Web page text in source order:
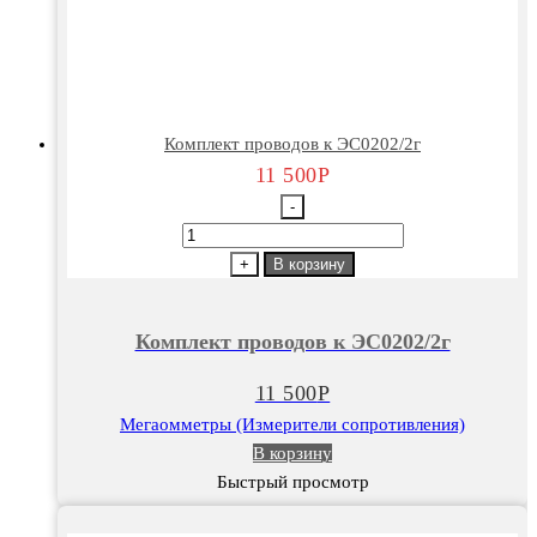
Комплект проводов к ЭС0202/2г
11 500Р
-
Количество
к
+ В корзину
Комплект проводов к ЭС0202/2г
11 500Р
Мегаомметры (Измерители сопротивления)
В корзину
Быстрый просмотр